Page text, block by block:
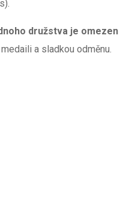
družstva je omezen
a sladkou odměnu.